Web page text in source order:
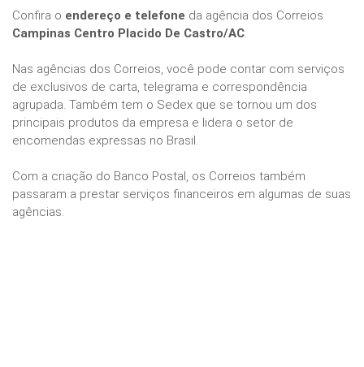
Confira o endereço e telefone da agência dos Correios
Campinas Centro Placido De Castro/AC.
Nas agências dos Correios, você pode contar com serviços
de exclusivos de carta, telegrama e correspondência
agrupada. Também tem o Sedex que se tornou um dos
principais produtos da empresa e lidera o setor de
encomendas expressas no Brasil.
Com a criação do Banco Postal, os Correios também
passaram a prestar serviços financeiros em algumas de suas
agências.